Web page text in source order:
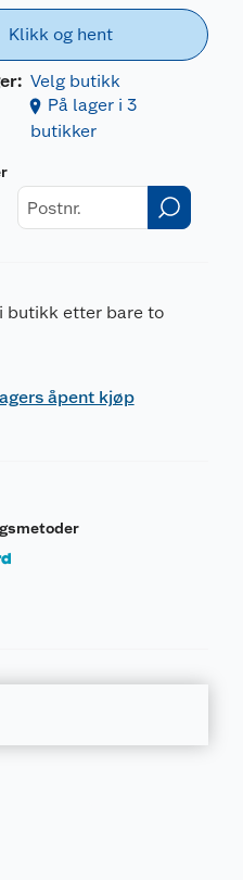
Klikk og hent
Velg butikk
På lager i 3
butikker
butikk etter bare to
åpent kjøp